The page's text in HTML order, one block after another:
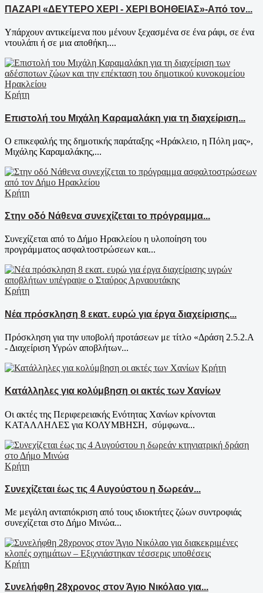
ΠΑΖΑΡΙ «ΔΕΥΤΕΡΟ ΧΕΡΙ - ΧΕΡΙ ΒΟΗΘΕΙΑΣ»-Από τον...
Υπάρχουν αντικείμενα που μένουν ξεχασμένα σε ένα ράφι, σε ένα
ντουλάπι ή σε μια αποθήκη....
Κρήτη
Επιστολή του Μιχάλη Καραμαλάκη για τη διαχείριση...
Ο επικεφαλής της δημοτικής παράταξης «Ηράκλειο, η Πόλη μας»,
Μιχάλης Καραμαλάκης,...
Κρήτη
Στην οδό Νάθενα συνεχίζεται το πρόγραμμα...
Συνεχίζεται από το Δήμο Ηρακλείου η υλοποίηση του
προγράμματος ασφαλτοστρώσεων και...
Κρήτη
Νέα πρόσκληση 8 εκατ. ευρώ για έργα διαχείρισης...
Πρόσκληση για την υποβολή προτάσεων με τίτλο «Δράση 2.5.2.Α
- Διαχείριση Υγρών αποβλήτων...
Κρήτη
Κατάλληλες για κολύμβηση οι ακτές των Χανίων
Οι ακτές της Περιφερειακής Ενότητας Χανίων κρίνονται
ΚΑΤΑΛΛΗΛΕΣ για ΚΟΛΥΜΒΗΣΗ, σύμφωνα...
Κρήτη
Συνεχίζεται έως τις 4 Αυγούστου η δωρεάν...
Με μεγάλη ανταπόκριση από τους ιδιοκτήτες ζώων συντροφιάς
συνεχίζεται στο Δήμο Μινώα...
Κρήτη
Συνελήφθη 28χρονος στον Άγιο Νικόλαο για...